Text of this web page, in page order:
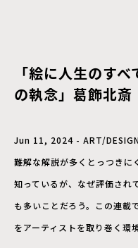
「絵に人生のす
の執念」葛飾北
Jun 11, 2024 - ART/
難解な解説が多くとっつきに
知っているが、なぜ評価され
も多いことだろう。この連載
をアーティストを取り巻く環